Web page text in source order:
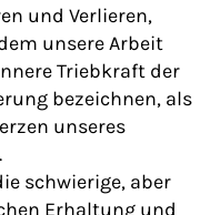
und Verlieren,
unsere Arbeit
Triebkraft der
bezeichnen, als
unseres
schwierige, aber
Erhaltung und